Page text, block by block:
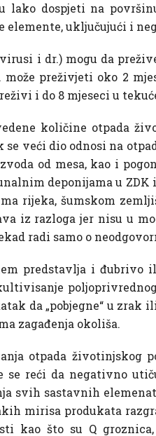
lako dospjeti na
elemente, uključujući i
i dr.) mogu da
može preživjeti oko 2
i do 8 mjeseci u
količine otpada
se veći dio odnosi na
od mesa, kao i
deponijama u
rijeka, šumskom
iz razloga jer nisu u
radi samo o
predstavlja i
da „pobjegne“ u
zagađenja okoliša.
otpada životinjskog
se reći da negativno
svih sastavnih
mirisa produkata
kao što su Q groznica,